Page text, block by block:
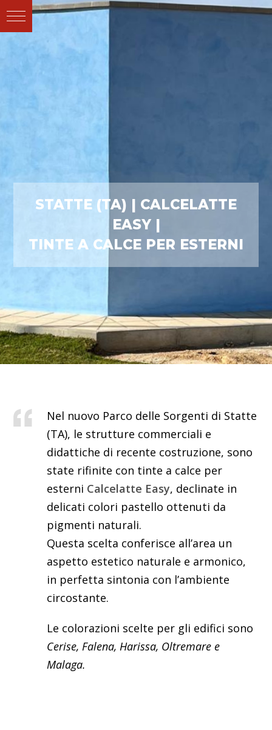
STATTE (TA) | CALCELATTE
EASY |
TINTE A CALCE PER ESTERNI
Nel nuovo Parco delle Sorgenti di Statte
(TA), le strutture commerciali e
didattiche di recente costruzione, sono
state rifinite con tinte a calce per
esterni Calcelatte Easy, declinate in
delicati colori pastello ottenuti da
pigmenti naturali.
Questa scelta conferisce all’area un
aspetto estetico naturale e armonico,
in perfetta sintonia con l’ambiente
circostante.
Le colorazioni scelte per gli edifici sono
Cerise, Falena, Harissa, Oltremare e
Malaga.